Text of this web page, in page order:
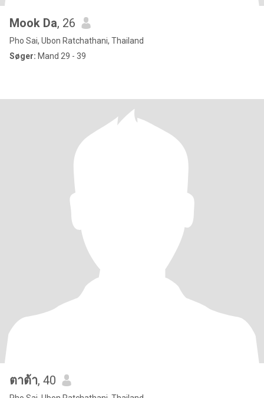
Mook Da, 26
Pho Sai, Ubon Ratchathani, Thailand
Søger: Mand 29 - 39
ตาต้า, 40